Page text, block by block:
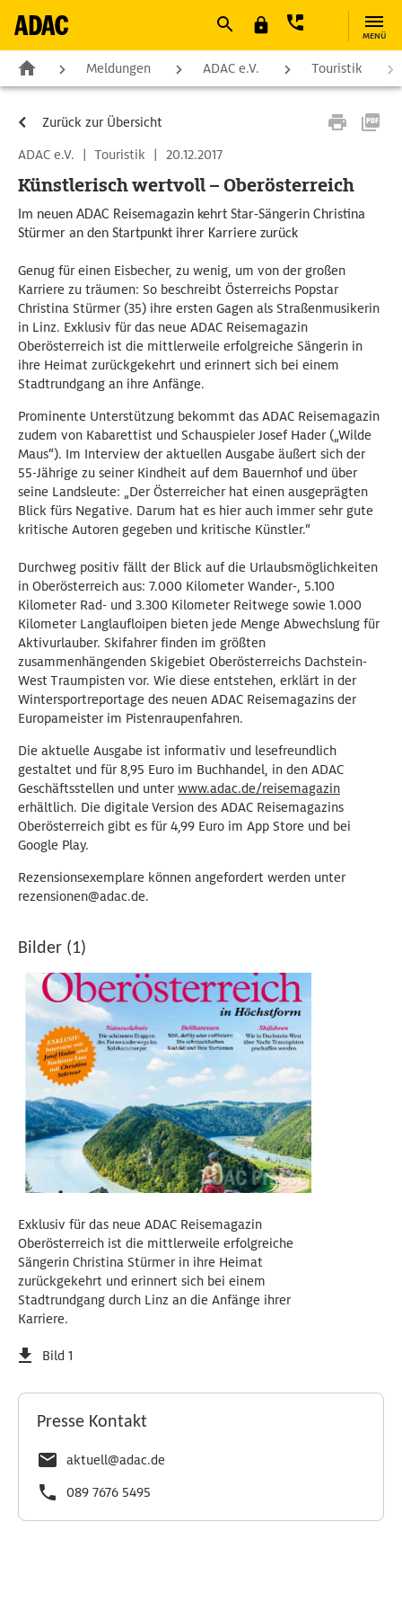
MENÜ
Meldungen ADAC e.V. Touristik
Zurück zur Übersicht
ADAC e.V.
| Touristik | 20.12.2017
Künstlerisch wertvoll – Oberösterreich
Im neuen ADAC Reisemagazin kehrt Star-Sängerin Christina
Stürmer an den Startpunkt ihrer Karriere zurück
Genug für einen Eisbecher, zu wenig, um von der großen
Karriere zu träumen: So beschreibt Österreichs Popstar
Christina Stürmer (35) ihre ersten Gagen als Straßenmusikerin
in Linz. Exklusiv für das neue ADAC Reisemagazin
Oberösterreich ist die mittlerweile erfolgreiche Sängerin in
ihre Heimat zurückgekehrt und erinnert sich bei einem
Stadtrundgang an ihre Anfänge.
Prominente Unterstützung bekommt das ADAC Reisemagazin
zudem von Kabarettist und Schauspieler Josef Hader („Wilde
Maus“). Im Interview der aktuellen Ausgabe äußert sich der
55-Jährige zu seiner Kindheit auf dem Bauernhof und über
seine Landsleute: „Der Österreicher hat einen ausgeprägten
Blick fürs Negative. Darum hat es hier auch immer sehr gute
kritische Autoren gegeben und kritische Künstler.“
Durchweg positiv fällt der Blick auf die Urlaubsmöglichkeiten
in Oberösterreich aus: 7.000 Kilometer Wander-, 5.100
Kilometer Rad- und 3.300 Kilometer Reitwege sowie 1.000
Kilometer Langlaufloipen bieten jede Menge Abwechslung für
Aktivurlauber. Skifahrer finden im größten
zusammenhängenden Skigebiet Oberösterreichs Dachstein-
West Traumpisten vor. Wie diese entstehen, erklärt in der
Wintersportreportage des neuen ADAC Reisemagazins der
Europameister im Pistenraupenfahren.
Die aktuelle Ausgabe ist informativ und lesefreundlich
gestaltet und für 8,95 Euro im Buchhandel, in den ADAC
Geschäftsstellen und unterwww.adac.de/reisemagazin
erhältlich. Die digitale Version des ADAC Reisemagazins
Oberösterreich gibt es für 4,99 Euro im App Store und bei
Google Play.
Rezensionsexemplare können angefordert werden unter
rezensionen@adac.de.
Bilder (1)
Exklusiv für das neue ADAC Reisemagazin
Oberösterreich ist die mittlerweile erfolgreiche
Sängerin Christina Stürmer in ihre Heimat
zurückgekehrt und erinnert sich bei einem
Stadtrundgang durch Linz an die Anfänge ihrer
Karriere.
Bild 1
Presse Kontakt
aktuell@adac.de
089 7676 5495